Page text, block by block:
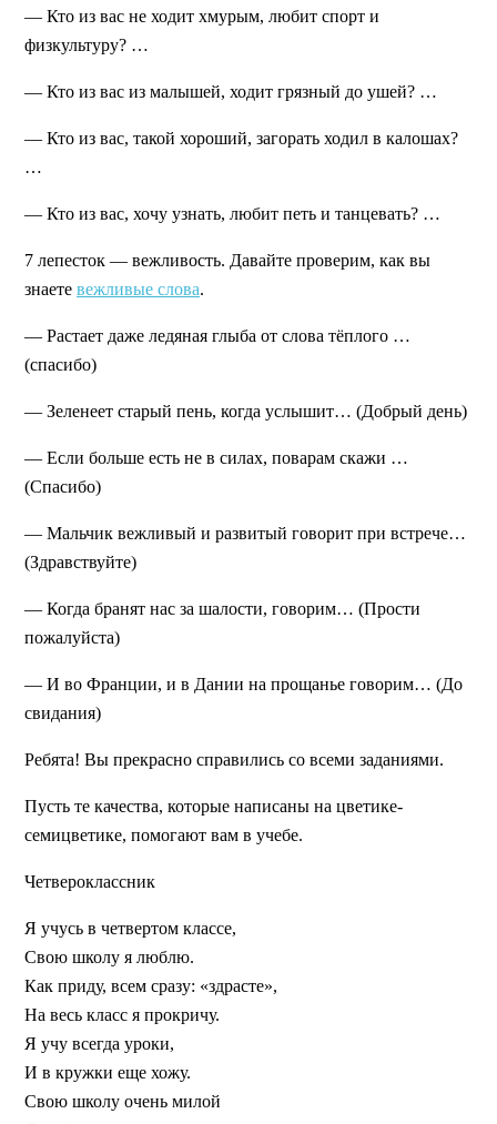
— Кто из вас не ходит хмурым, любит спорт и
физкультуру? …
— Кто из вас из малышей, ходит грязный до ушей? …
— Кто из вас, такой хороший, загорать ходил в калошах?
…
— Кто из вас, хочу узнать, любит петь и танцевать? …
7 лепесток — вежливость. Давайте проверим, как вы
знаете вежливые слова.
— Растает даже ледяная глыба от слова тёплого …
(спасибо)
— Зеленеет старый пень, когда услышит… (Добрый день)
— Если больше есть не в силах, поварам скажи …
(Спасибо)
— Мальчик вежливый и развитый говорит при встрече…
(Здравствуйте)
— Когда бранят нас за шалости, говорим… (Прости
пожалуйста)
— И во Франции, и в Дании на прощанье говорим… (До
свидания)
Ребята! Вы прекрасно справились со всеми заданиями.
Пусть те качества, которые написаны на цветике-
семицветике, помогают вам в учебе.
Четвероклассник
Я учусь в четвертом классе,
Свою школу я люблю.
Как приду, всем сразу: «здрасте»,
На весь класс я прокричу.
Я учу всегда уроки,
И в кружки еще хожу.
Свою школу очень милой